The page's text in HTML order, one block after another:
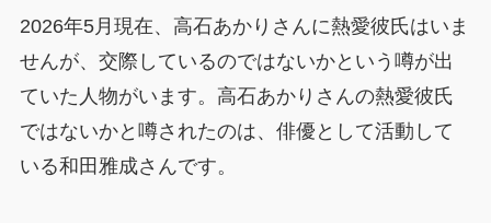
2026年5月現在、高石あかりさんに熱愛彼氏はいま
せんが、交際しているのではないかという噂が出
ていた人物がいます。高石あかりさんの熱愛彼氏
ではないかと噂されたのは、俳優として活動して
いる和田雅成さんです。